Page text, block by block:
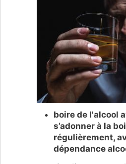
boire de l'alcool
s’adonner à la
régulièrement,
dépendance